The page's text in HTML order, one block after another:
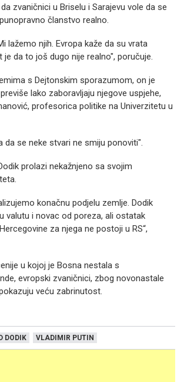
zvaničnici u Briselu i Sarajevu vole da se
članstvo realno.
lažemo njih. Evropa kaže da su vrata
je da to još dugo nije realno", poručuje.
s Dejtonskim sporazumom, on je
lako zaboravljaju njegove uspjehe,
profesorica politike na Univerzitetu u
da se neke stvari ne smiju ponoviti".
prolazi nekažnjeno sa svojim
konačnu podjelu zemlje. Dodik
valutu i novac od poreza, ali ostatak
za njega ne postoji u RS“,
u kojoj je Bosna nestala s
evropski zvaničnici, zbog novonastale
veću zabrinutost.
DODIK VLADIMIR PUTIN